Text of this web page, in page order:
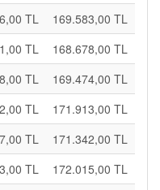
TL
169.583,00 TL
TL
168.678,00 TL
TL
169.474,00 TL
TL
171.913,00 TL
TL
171.342,00 TL
TL
172.015,00 TL